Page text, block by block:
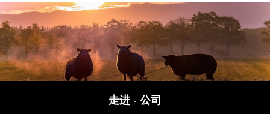
猪饲料的选购？
猪饲料的选购直接影响生猪生长效率、养殖成本及猪肉产品，
需结合猪的生长阶段、饲料质量标准、自身养殖需求综合判
断，同时规避 “···
如何确保饲料生产过程符合质量标准？
走进 · 公司